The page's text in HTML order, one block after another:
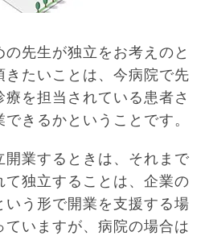
先生が独立をお考えのと
きたいことは、今病院で先
を担当されている患者さ
きるかということです。
開業するときは、それまで
て独立することは、企業の
いう形で開業を支援する場
いますが、病院の場合は